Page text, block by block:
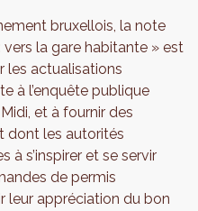
bruxellois, la note
la gare habitante » est
les actualisations
à l’enquête publique
et à fournir des
dont les autorités
s’inspirer et se servir
de permis
leur appréciation du bon